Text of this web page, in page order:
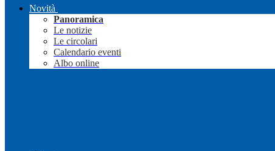
Novità
Panoramica
Le notizie
Le circolari
Calendario eventi
Albo online